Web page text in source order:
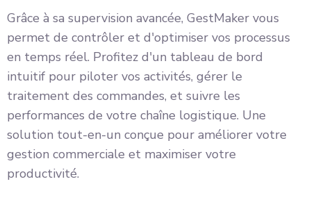
Grâce à sa supervision avancée, GestMaker vous
permet de contrôler et d'optimiser vos processus
en temps réel. Profitez d'un tableau de bord
intuitif pour piloter vos activités, gérer le
traitement des commandes, et suivre les
performances de votre chaîne logistique. Une
solution tout-en-un conçue pour améliorer votre
gestion commerciale et maximiser votre
productivité.